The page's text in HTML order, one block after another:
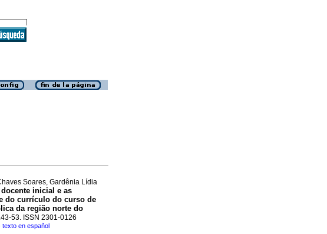
Soares, Gardênia Lídia
docente inicial e as
do currículo do curso de
da região norte do
53. ISSN 2301-0126
· texto en español